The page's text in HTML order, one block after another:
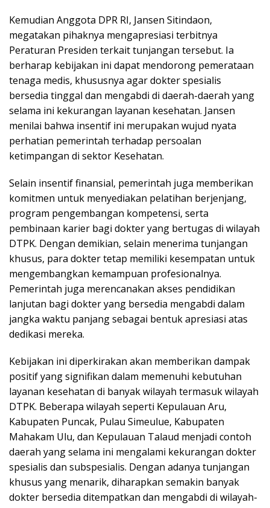
Kemudian Anggota DPR RI, Jansen Sitindaon,
megatakan pihaknya mengapresiasi terbitnya
Peraturan Presiden terkait tunjangan tersebut. Ia
berharap kebijakan ini dapat mendorong pemerataan
tenaga medis, khususnya agar dokter spesialis
bersedia tinggal dan mengabdi di daerah-daerah yang
selama ini kekurangan layanan kesehatan. Jansen
menilai bahwa insentif ini merupakan wujud nyata
perhatian pemerintah terhadap persoalan
ketimpangan di sektor Kesehatan.
Selain insentif finansial, pemerintah juga memberikan
komitmen untuk menyediakan pelatihan berjenjang,
program pengembangan kompetensi, serta
pembinaan karier bagi dokter yang bertugas di wilayah
DTPK. Dengan demikian, selain menerima tunjangan
khusus, para dokter tetap memiliki kesempatan untuk
mengembangkan kemampuan profesionalnya.
Pemerintah juga merencanakan akses pendidikan
lanjutan bagi dokter yang bersedia mengabdi dalam
jangka waktu panjang sebagai bentuk apresiasi atas
dedikasi mereka.
Kebijakan ini diperkirakan akan memberikan dampak
positif yang signifikan dalam memenuhi kebutuhan
layanan kesehatan di banyak wilayah termasuk wilayah
DTPK. Beberapa wilayah seperti Kepulauan Aru,
Kabupaten Puncak, Pulau Simeulue, Kabupaten
Mahakam Ulu, dan Kepulauan Talaud menjadi contoh
daerah yang selama ini mengalami kekurangan dokter
spesialis dan subspesialis. Dengan adanya tunjangan
khusus yang menarik, diharapkan semakin banyak
dokter bersedia ditempatkan dan mengabdi di wilayah-